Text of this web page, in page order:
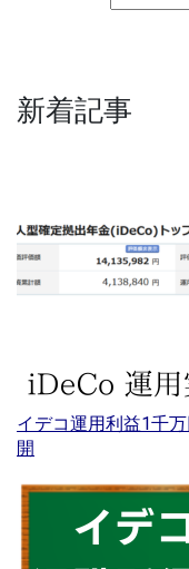
新着記事
イデコ運用利益1千
開